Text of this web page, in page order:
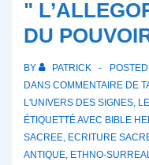
"
DU
BY PATRICK
DANS COMMENTAIRE DE
L'UNIVERS DES SIGNES,
ÉTIQUETTÉ AVEC BIBLE
SACREE, ECRITURE
ANTIQUE, ETHNO-